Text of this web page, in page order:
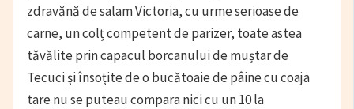
zdravănă de salam Victoria, cu urme serioase de
carne, un colț competent de parizer, toate astea
tăvălite prin capacul borcanului de muștar de
Tecuci și însoțite de o bucătoaie de pâine cu coaja
tare nu se puteau compara nici cu un 10 la